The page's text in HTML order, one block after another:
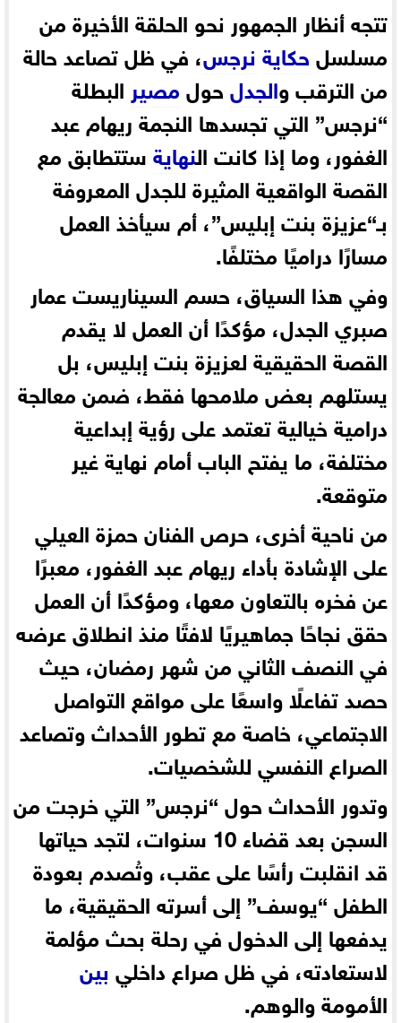
تتجه أنظار الجمهور نحو الحلقة الأخيرة من
مسلسلحكاية نرجس، في ظل تصاعد حالة
من الترقب والجدلحولمصير البطلة
“نرجس” التي تجسدها النجمة ريهام عبد
الغفور، وما إذا كانت النهايةستتطابق مع
القصة الواقعية المثيرة للجدل المعروفة
بـ“عزيزة بنت إبليس”، أم سيأخذ العمل
مسارًا دراميًا مختلفًا.
وفي هذا السياق، حسم السيناريست عمار
صبري الجدل، مؤكدًا أن العمل لا يقدم
القصة الحقيقية لعزيزة بنت إبليس، بل
يستلهم بعض ملامحها فقط، ضمن معالجة
درامية خيالية تعتمد على رؤية إبداعية
مختلفة، ما يفتح الباب أمام نهاية غير
متوقعة.
من ناحية أخرى، حرص الفنان حمزة العيلي
على الإشادة بأداء ريهام عبد الغفور، معبرًا
عن فخره بالتعاون معها، ومؤكدًا أن العمل
حقق نجاحًا جماهيريًا لافتًا منذ انطلاق عرضه
في النصف الثاني من شهر رمضان، حيث
حصد تفاعلًا واسعًا على مواقع التواصل
الاجتماعي، خاصة مع تطور الأحداث وتصاعد
الصراع النفسي للشخصيات.
وتدور الأحداث حول “نرجس” التي خرجت من
السجن بعد قضاء 10 سنوات، لتجد حياتها
قد انقلبت رأسًا على عقب، وتُصدم بعودة
الطفل “يوسف” إلى أسرته الحقيقية، ما
يدفعها إلى الدخول في رحلة بحث مؤلمة
لاستعادته، في ظل صراع داخلي بين
الأمومة والوهم.